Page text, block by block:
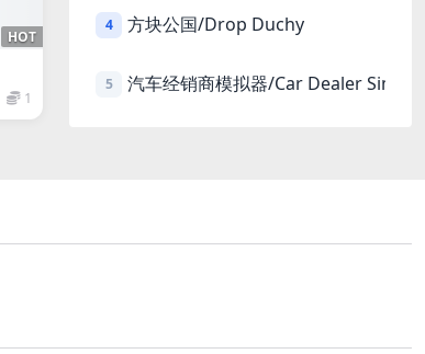
HOT
1
4 方块公国/Drop Duchy
5 汽车经销商模拟器/Car Dealer